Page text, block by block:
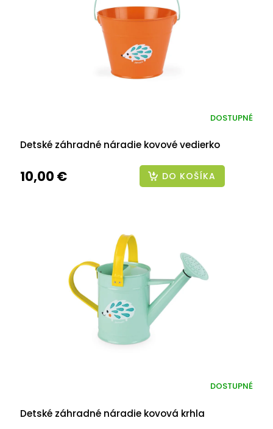
Detské záhradné náradie kovové vedierko
DOSTUPNÉ
10,00 € DO KOŠÍKA
Detské záhradné náradie kovová krhla
DOSTUPNÉ